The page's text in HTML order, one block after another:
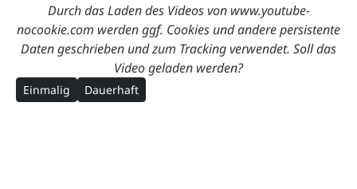
Durch das Laden des Videos von www.youtube-
nocookie.com werden ggf. Cookies und andere persistente
Daten geschrieben und zum Tracking verwendet. Soll das
Video geladen werden?
Einmalig Dauerhaft